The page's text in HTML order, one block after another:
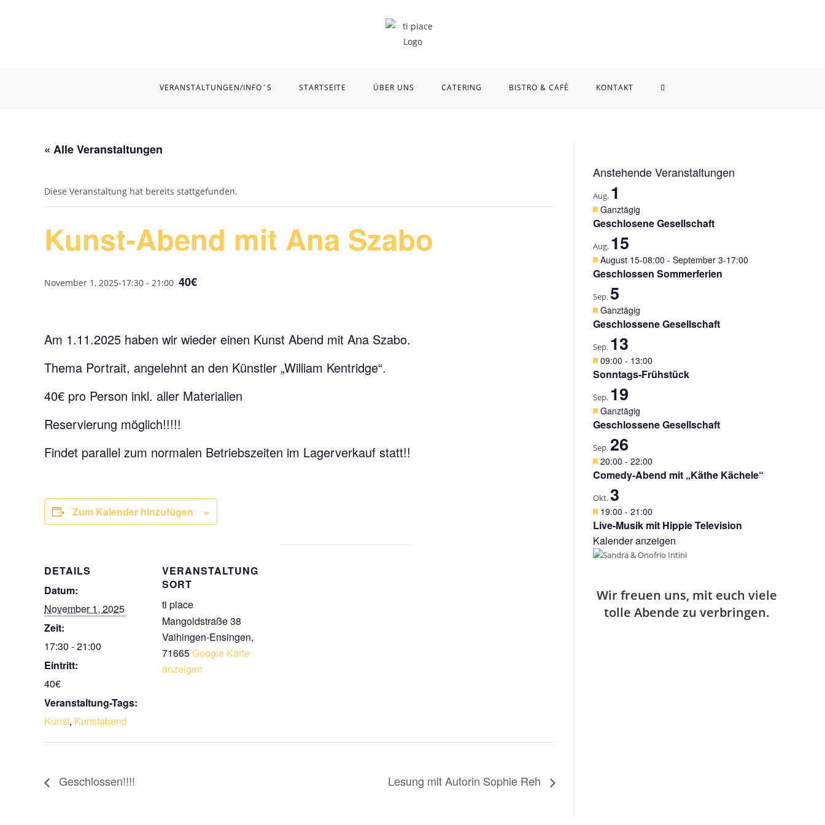
VERANSTALTUNGEN/INFO´S STARTSEITE ÜBER UNS CATERING BISTRO & CAFÉ KONTAKT WEBSITE-
UMSCHALTEN
« Alle Veranstaltungen
Diese Veranstaltung hat bereits stattgefunden.
Kunst-Abend mit Ana Szabo
November 1, 2025-17:30 - 21:00 40€
Am 1.11.2025 haben wir wieder einen Kunst Abend mit Ana Szabo.
Thema Portrait, angelehnt an den Künstler „William Kentridge“.
40€ pro Person inkl. aller Materialien
Reservierung möglich!!!!!
Findet parallel zum normalen Betriebszeiten im Lagerverkauf statt!!
Zum Kalender hinzufügen
DETAILS
Datum:
November 1, 2025
Zeit:
17:30 - 21:00
Eintritt:
40€
Veranstaltung-Tags:
Kunst, Kunstabend
VERANSTALTUNG
SORT
ti piace
Mangoldstraße 38
Vaihingen-Ensingen,
71665Google Karte
anzeigen
Geschlossen!!!! Lesung mit Autorin Sophie Reh
Anstehende Veranstaltungen
Aug. 1
H
e
v
o
r
g
h
o
b
n
Ganztägig
Geschlosene Gesellschaft
Aug. 15
H
e
v
o
r
g
h
o
b
n
August 15-08:00 - September 3-17:00
Geschlossen Sommerferien
Sep.5
H
e
v
o
r
g
h
o
b
n
Ganztägig
Geschlossene Gesellschaft
Sep. 13
H
e
v
o
r
g
h
o
b
n
09:00 - 13:00
Sonntags-Frühstück
Sep. 19
H
e
v
o
r
g
e
h
o
b
e
n
Ganztägig
Geschlossene Gesellschaft
Sep.26
H
e
v
o
r
g
e
h
e
n
20:00 - 22:00
Comedy-Abend mit „Käthe Kächele“
Okt. 3
H
e
v
o
e
19:00 - 21:00
Live-Musik mit Hippie Television
Kalender anzeigen
Wir freuen uns, mit euch viele
tolle Abende zu verbringen.